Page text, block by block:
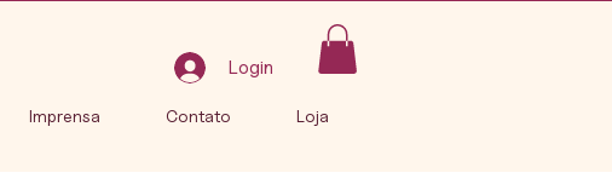
Login
Imprensa Contato Loja